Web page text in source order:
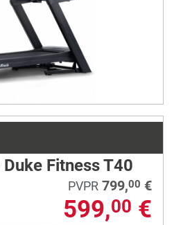
Fitness T40
PVPR 799,00 €
599,00 €